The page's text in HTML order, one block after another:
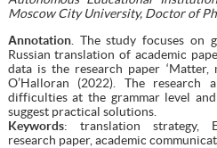
Moscow City University, Doctor of
Аnnotation. The study focuses on
Russian translation of academic
data is the research paper ‘Matter,
O’Halloran (2022). The research
difficulties at the grammar level
suggest practical solutions.
Keywords: translation strategy,
research paper, academic